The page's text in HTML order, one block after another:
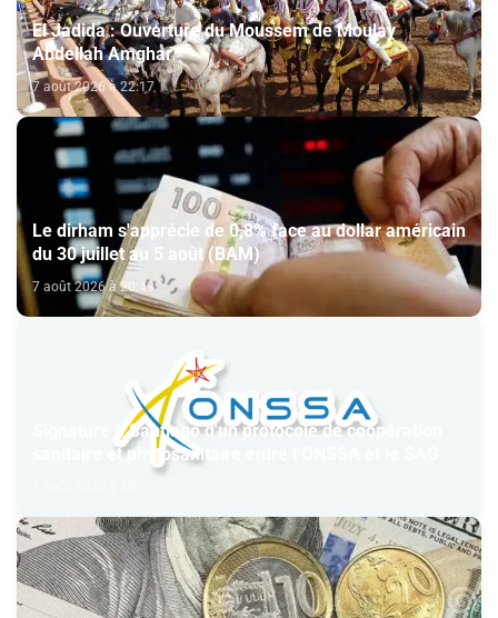
El Jadida : Ouverture du Moussem de Moulay
Abdellah Amghar
7 août 2026 à 22:17
Le dirham s'apprécie de 0,8% face au dollar américain
du 30 juillet au 5 août (BAM)
7 août 2026 à 20:49
Signature à Santiago d'un protocole de coopération
sanitaire et phytosanitaire entre l’ONSSA et le SAG